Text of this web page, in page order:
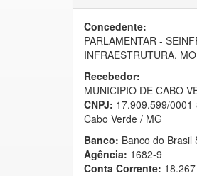
Concedente:
PARLAMENTAR -
INFRAESTRUTURA,
Recebedor:
MUNICIPIO DE CABO
CNPJ: 17.909.599/
Cabo Verde / MG
Banco: Banco do Brasil
Agência: 1682-9
Conta Corrente: